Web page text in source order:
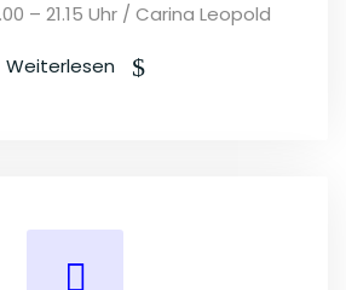
– 21.15 Uhr / Carina Leopold
Weiterlesen